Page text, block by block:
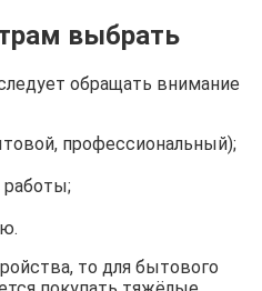
выбрать
обращать внимание
профессиональный);
то для бытового